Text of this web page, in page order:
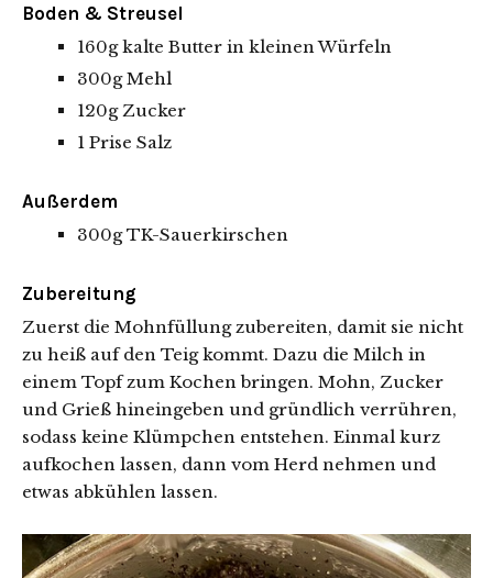
Boden & Streusel
160g kalte Butter in kleinen Würfeln
300g Mehl
120g Zucker
1 Prise Salz
Außerdem
300g TK-Sauerkirschen
Zubereitung
Zuerst die Mohnfüllung zubereiten, damit sie nicht
zu heiß auf den Teig kommt. Dazu die Milch in
einem Topf zum Kochen bringen. Mohn, Zucker
und Grieß hineingeben und gründlich verrühren,
sodass keine Klümpchen entstehen. Einmal kurz
aufkochen lassen, dann vom Herd nehmen und
etwas abkühlen lassen.